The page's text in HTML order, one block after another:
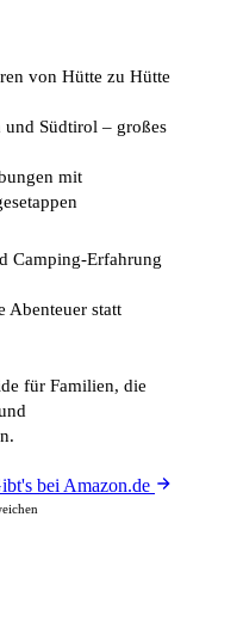
von Hütte zu Hütte
und Südtirol – großes
mit
Camping-Erfahrung
Abenteuer statt
für Familien, die
bei Amazon.de